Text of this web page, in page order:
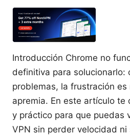
Introducción Chrome no
definitiva para solucionarlo:
problemas, la frustración
apremia. En este artículo te
y práctico para que puedas
VPN sin perder velocidad ni